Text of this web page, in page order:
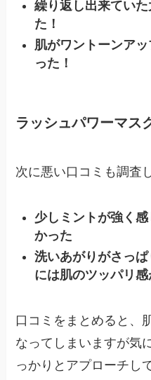
繰り返し出来てい
た！
肌がワントーンア
った！
ラッシュパワーマス
次に悪い口コミも調査
少しミントが強く
かった
洗いあがりがさっ
には肌のツッパリ
口コミをまとめると、
なってしまいますが気
っかりとアプローチし